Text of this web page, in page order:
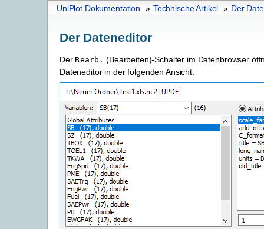
UniPlot Dokumentation » Technische Artikel » Der
Der Dateneditor
Der Bearb. (Bearbeiten)-Schalter im Datenbrowser
Dateneditor in der folgenden Ansicht: